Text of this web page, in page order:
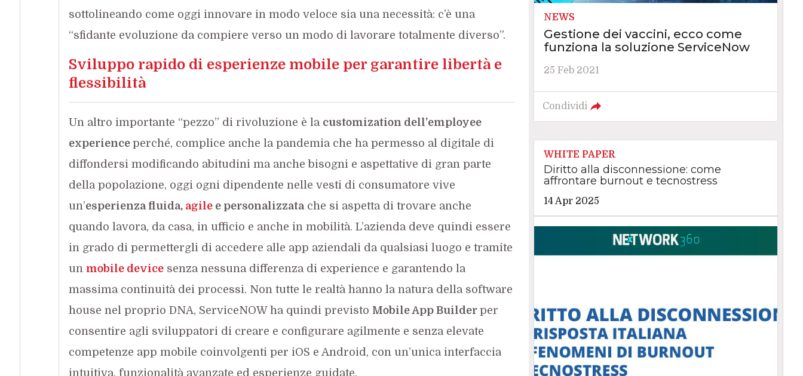
sottolineando come oggi innovare in modo veloce sia una necessità: c’è una
“sfidante evoluzione da compiere verso un modo di lavorare totalmente diverso”.
Sviluppo rapido di esperienze mobile per garantire libertà e
flessibilità
Un altro importante “pezzo” di rivoluzione è la customization dell’employee
experience perché, complice anche la pandemia che ha permesso al digitale di
diffondersi modificando abitudini ma anche bisogni e aspettative di gran parte
della popolazione, oggi ogni dipendente nelle vesti di consumatore vive
un’esperienza fluida, agilee personalizzatache si aspetta di trovare anche
quando lavora, da casa, in ufficio e anche in mobilità. L’azienda deve quindi essere
in grado di permettergli di accedere alle app aziendali da qualsiasi luogo e tramite
un mobile devicesenza nessuna differenza di experience e garantendo la
massima continuità dei processi. Non tutte le realtà hanno la natura della software
house nel proprio DNA, ServiceNOW ha quindi previsto Mobile App Builder per
consentire agli sviluppatori di creare e configurare agilmente e senza elevate
competenze app mobile coinvolgenti per iOS e Android, con un’unica interfaccia
intuitiva, funzionalità avanzate ed esperienze guidate.
NEWS
Gestione dei vaccini, ecco come
funziona la soluzione ServiceNow
25 Feb 2021
Condividi
WHITE PAPER
Diritto alla disconnessione: come
affrontare burnout e tecnostress
14 Apr 2025